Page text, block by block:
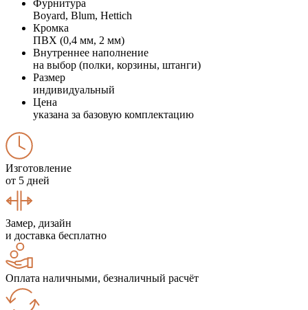
Фурнитура
Boyard, Blum, Hettich
Кромка
ПВХ (0,4 мм, 2 мм)
Внутреннее наполнение
на выбор (полки, корзины, штанги)
Размер
индивидуальный
Цена
указана за базовую комплектацию
Изготовление
от 5 дней
Замер, дизайн
и доставка бесплатно
Оплата наличными, безналичный расчёт